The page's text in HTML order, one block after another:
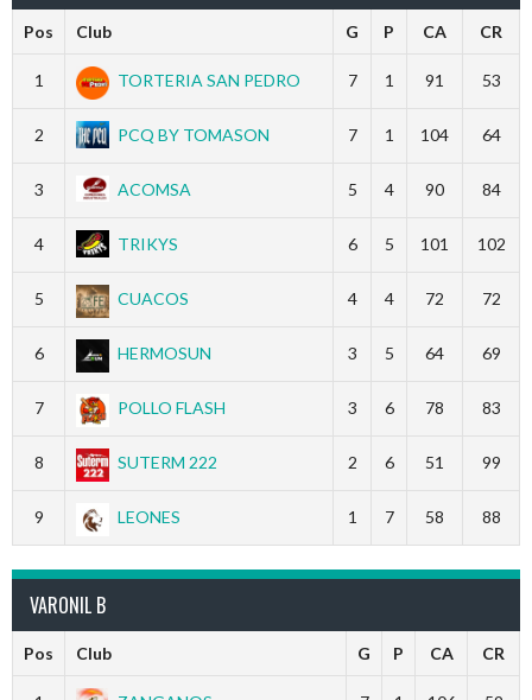
Pos Club G P CA CR
1 TORTERIA SAN PEDRO 7 1 91 53
2 PCQ BY TOMASON 7 1 104 64
3 ACOMSA 5 4 90 84
4 TRIKYS 6 5 101 102
5 CUACOS 4 4 72 72
6 HERMOSUN 3 5 64 69
7 POLLO FLASH 3 6 78 83
8 SUTERM 222 2 6 51 99
9 LEONES 1 7 58 88
VARONIL B
Pos Club G P CA CR